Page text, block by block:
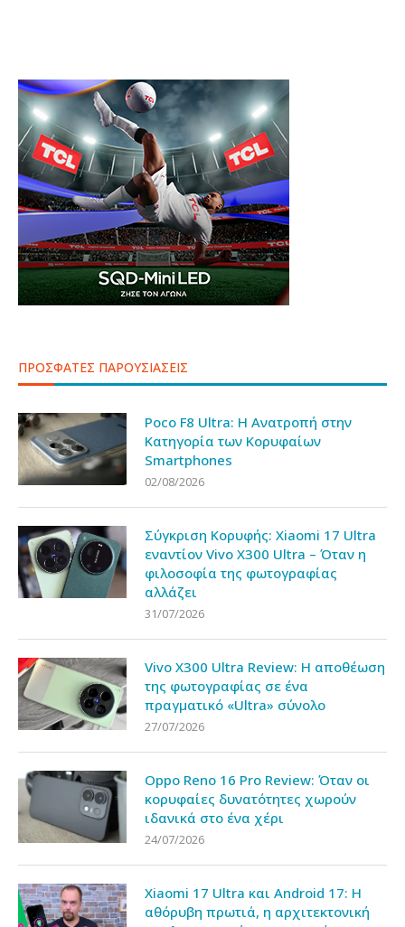
ΠΡΟΣΦΑΤΕΣ ΠΑΡΟΥΣΙΑΣΕΙΣ
Poco F8 Ultra: Η Ανατροπή στην
Κατηγορία των Κορυφαίων
Smartphones
02/08/2026
Σύγκριση Κορυφής: Xiaomi 17 Ultra
εναντίον Vivo X300 Ultra – Όταν η
φιλοσοφία της φωτογραφίας
αλλάζει
31/07/2026
Vivo X300 Ultra Review: Η αποθέωση
της φωτογραφίας σε ένα
πραγματικό «Ultra» σύνολο
27/07/2026
Oppo Reno 16 Pro Review: Όταν οι
κορυφαίες δυνατότητες χωρούν
ιδανικά στο ένα χέρι
24/07/2026
Xiaomi 17 Ultra και Android 17: Η
αθόρυβη πρωτιά, η αρχιτεκτονική